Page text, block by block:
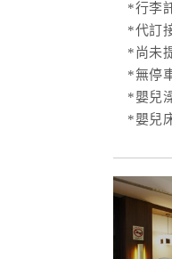
*行李
*代訂
*尚未
*無停
*嬰兒
*嬰兒